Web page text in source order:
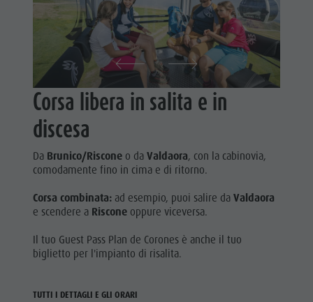
Corsa libera in salita e in
discesa
Da Brunico/Riscone o daValdaora, con la cabinovia,
comodamente fino in cima e di ritorno.
Corsa combinata: ad esempio, puoi salire daValdaora
e scendere a Riscone oppure viceversa.
Il tuo Guest Pass Plan de Corones è anche il tuo
biglietto per l'impianto di risalita.
TUTTI I DETTAGLI E GLI ORARI